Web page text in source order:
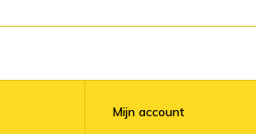
Mijn account